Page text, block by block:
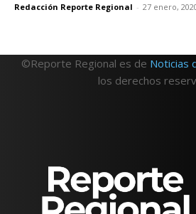
Redacción Reporte Regional - 27 enero,
©Reporte Regional es de Noticias
los derechos